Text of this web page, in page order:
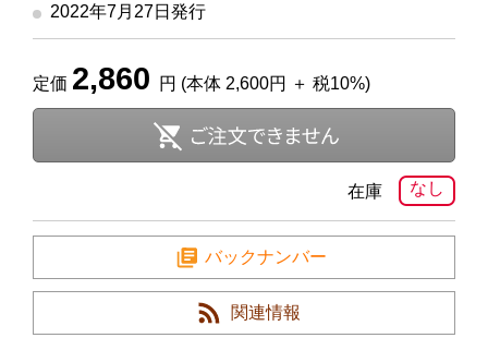
2022年7月27日発行
定価 2,860 円 (本体 2,600円 ＋ 税10%)
なし
在庫
バックナンバー
関連情報